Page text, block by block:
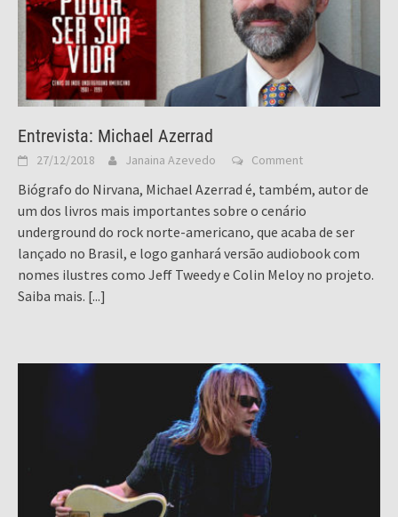
Entrevista: Michael Azerrad
27/12/2018 Janaina Azevedo Comment
Biógrafo do Nirvana, Michael Azerrad é, também, autor de
um dos livros mais importantes sobre o cenário
underground do rock norte-americano, que acaba de ser
lançado no Brasil, e logo ganhará versão audiobook com
nomes ilustres como Jeff Tweedy e Colin Meloy no projeto.
Saiba mais. [...]